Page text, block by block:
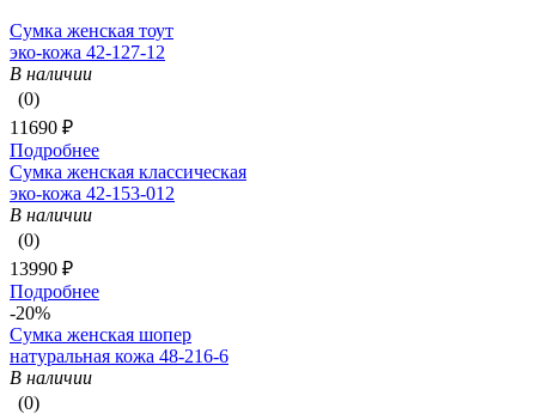
Сумка женская тоут
эко-кожа 42-127-12
В наличии
(0)
11690 ₽
Подробнее
Сумка женская классическая
эко-кожа 42-153-012
В наличии
(0)
13990 ₽
Подробнее
-20%
Сумка женская шопер
натуральная кожа 48-216-6
В наличии
(0)